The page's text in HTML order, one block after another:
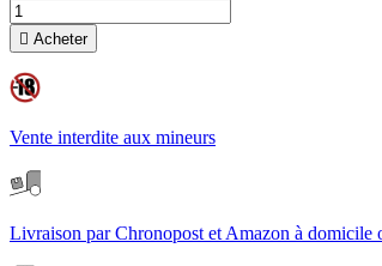
 Acheter
Vente interdite aux mineurs
Livraison par Chronopost et Amazon à domicile